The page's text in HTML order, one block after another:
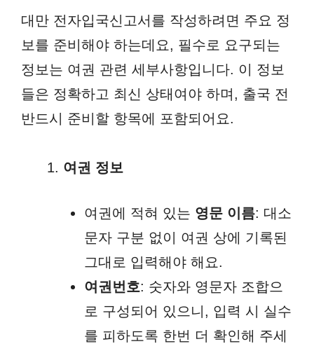
대만 전자입국신고서를 작성하려면 주요 정
보를 준비해야 하는데요, 필수로 요구되는
정보는 여권 관련 세부사항입니다. 이 정보
들은 정확하고 최신 상태여야 하며, 출국 전
반드시 준비할 항목에 포함되어요.
여권 정보
여권에 적혀 있는 영문 이름: 대소
문자 구분 없이 여권 상에 기록된
그대로 입력해야 해요.
여권번호: 숫자와 영문자 조합으
로 구성되어 있으니, 입력 시 실수
를 피하도록 한번 더 확인해 주세